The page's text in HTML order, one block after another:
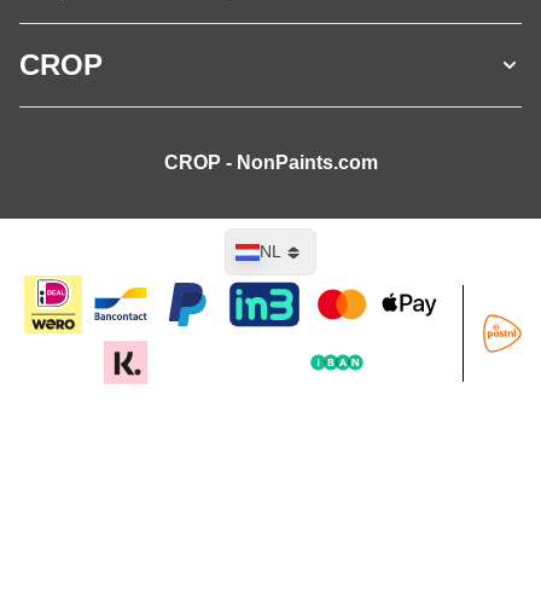
CROP
CROP - NonPaints.com
Taal
NL